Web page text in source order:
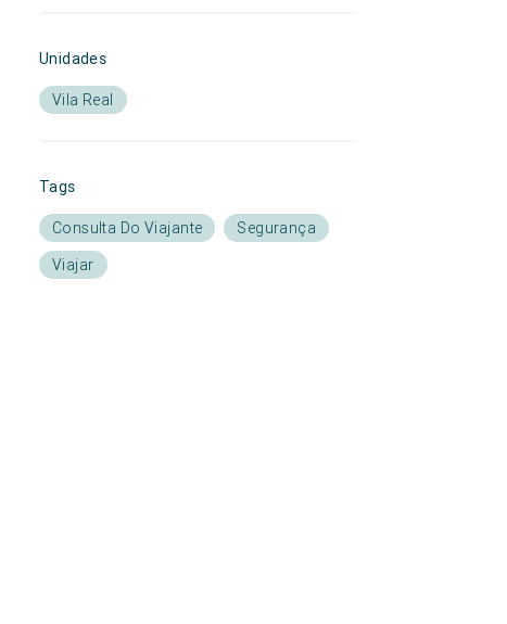
Unidades
Vila Real
Tags
Consulta Do Viajante
Segurança
Viajar